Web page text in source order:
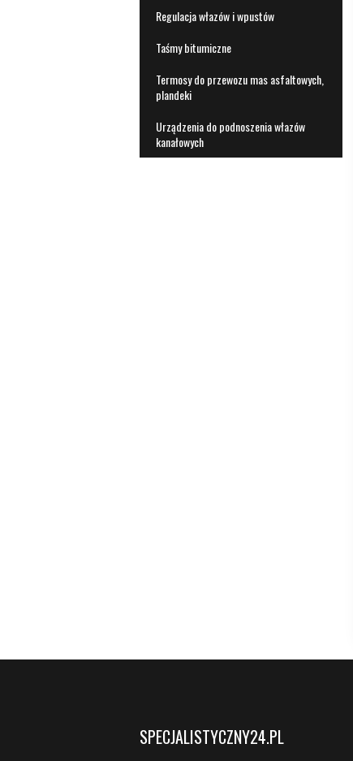
Regulacja włazów i wpustów
Taśmy bitumiczne
Termosy do przewozu mas asfaltowych,
plandeki
Urządzenia do podnoszenia włazów
kanałowych
SPECJALISTYCZNY24.PL